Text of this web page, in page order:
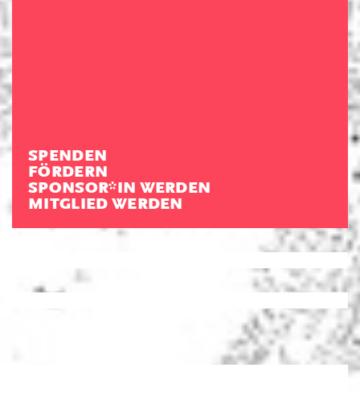
SPENDEN
FÖRDERN
SPONSOR*IN WERDEN
MITGLIED WERDEN